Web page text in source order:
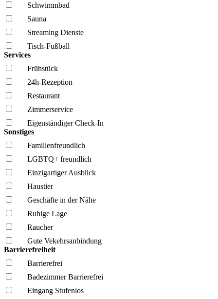
Schwimmbad
Sauna
Streaming Dienste
Tisch-Fußball
Services
Frühstück
24h-Rezeption
Restaurant
Zimmerservice
Eigenständiger Check-In
Sonstiges
Familien­freundlich
LGBTQ+ freundlich
Einzigartiger Ausblick
Haustier
Geschäfte in der Nähe
Ruhige Lage
Raucher
Gute Vekehrsanbindung
Barrierefreiheit
Barrierefrei
Badezimmer Barrierefrei
Eingang Stufenlos